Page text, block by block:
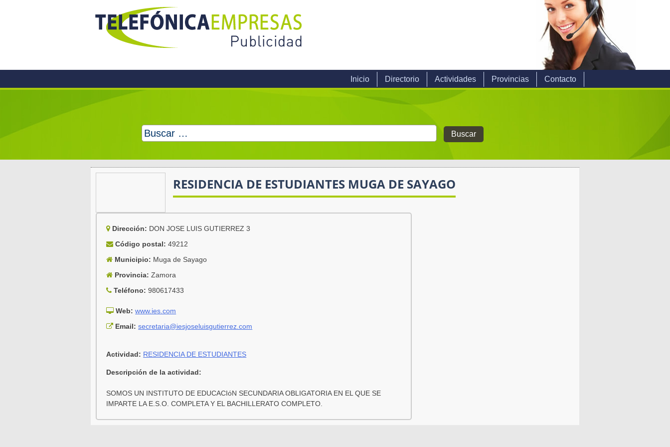
Inicio Directorio Actividades Provincias Contacto
Buscar:
RESIDENCIA DE ESTUDIANTES MUGA DE SAYAGO
Dirección: DON JOSE LUIS GUTIERREZ 3
Código postal: 49212
Municipio: Muga de Sayago
Provincia: Zamora
Teléfono: 980617433
Web: www.ies.com
Email:secretaria@iesjoseluisgutierrez.com
Actividad: RESIDENCIA DE ESTUDIANTES
Descripción de la actividad:
SOMOS UN INSTITUTO DE EDUCACIóN SECUNDARIA OBLIGATORIA EN EL QUE SE
IMPARTE LA E.S.O. COMPLETA Y EL BACHILLERATO COMPLETO.